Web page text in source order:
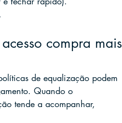
compra mais
de equalização podem
Quando o
tende a acompanhar,